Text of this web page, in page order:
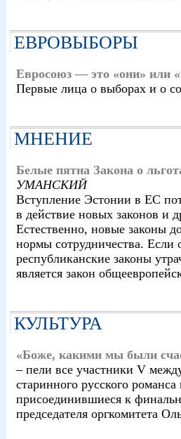
ЕВРОВЫБОРЫ
Евросоюз — это «они» или
Первые лица о выборах и о
МНЕНИЕ
Белые пятна Закона о
УМАНСКИЙ
Вступление Эстонии в ЕС
в действие новых законов и
Естественно, новые законы
нормы сотрудничества. Если
республиканские законы
является закон
КУЛЬТУРА
«Боже, какими мы были
– пели все участники V
старинного русского
присоединившиеся к
председателя оргкомитета